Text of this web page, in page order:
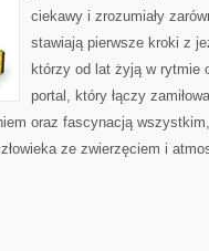
ciekawy i zrozumiały
stawiają pierwsze kroki z
którzy od lat żyją w rytmie
portal, który łączy
oraz fascynacją
ze zwierzęciem i